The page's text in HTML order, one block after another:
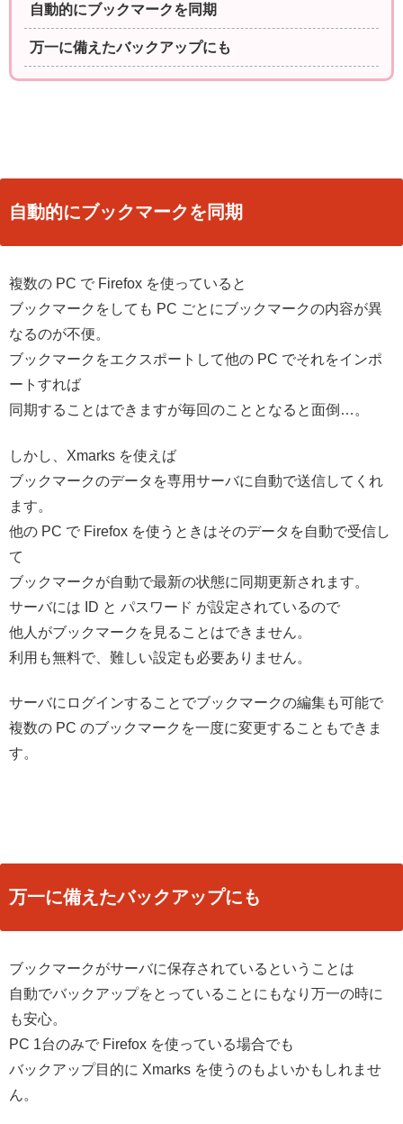
自動的にブックマークを同期
万一に備えたバックアップにも
自動的にブックマークを同期
複数の PC で Firefox を使っていると
ブックマークをしても PC ごとにブックマークの内容が異
なるのが不便。
ブックマークをエクスポートして他の PC でそれをインポ
ートすれば
同期することはできますが毎回のこととなると面倒…。
しかし、Xmarks を使えば
ブックマークのデータを専用サーバに自動で送信してくれ
ます。
他の PC で Firefox を使うときはそのデータを自動で受信し
て
ブックマークが自動で最新の状態に同期更新されます。
サーバには ID と パスワード が設定されているので
他人がブックマークを見ることはできません。
利用も無料で、難しい設定も必要ありません。
サーバにログインすることでブックマークの編集も可能で
複数の PC のブックマークを一度に変更することもできま
す。
万一に備えたバックアップにも
ブックマークがサーバに保存されているということは
自動でバックアップをとっていることにもなり万一の時に
も安心。
PC 1台のみで Firefox を使っている場合でも
バックアップ目的に Xmarks を使うのもよいかもしれませ
ん。